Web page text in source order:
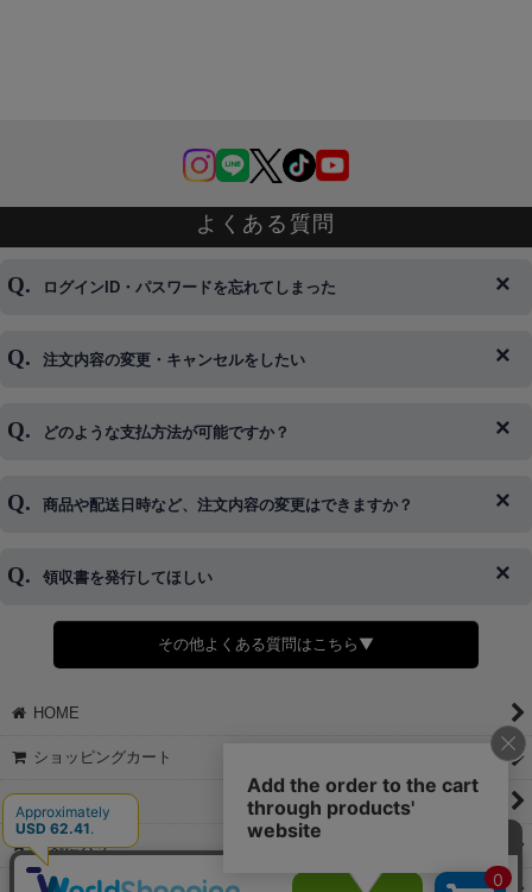
よくある質問
ログインID・パスワードを忘れてしまった
◆下記ページより、ログインIDの変更が可能です。
注文内容の変更・キャンセルをしたい
◆即日発送を行なっている関係上、午後以降のご連絡やキャンセル
※発送後、発送準備が完了しお手続きが間に合わない場合は変更、
どのような支払方法が可能ですか？
◆代金引換・クレジットカード・携帯キャリア決済・おねだり決
＞詳細は画像をタップ＜
商品や配送日時など、注文内容の変更はできますか？
◆商品発送前の変更は承っております。
さい。
領収書を発行してほしい
◆領収書はご希望頂いた場合のみ発行しております。
【これからご注文する場合】
STEP2「お届け先・お支払い」ページにて備考欄に下記の記載をお
願いします。
②宛名（空欄は上様は不可）
③但し書き（空欄やお品代は不可）
【すでにご注文が完了している場合】
その他よくある質問はこちら▼
HOME
ショッピングカート
お気に入り